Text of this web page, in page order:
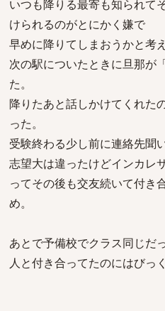
いつも降りる最寄も知られて
けられるのがとにかく嫌で
早めに降りてしまおうかと考
次の駅についたときに旦那が
た。
降りたあと話しかけてくれた
った。
受験終わる少し前に連絡先聞い
志望大は違ったけどインカレ
ってその後も交友続いて付き
め。
あとで予備校でクラス同じだ
人と付き合ってたのにはびっ